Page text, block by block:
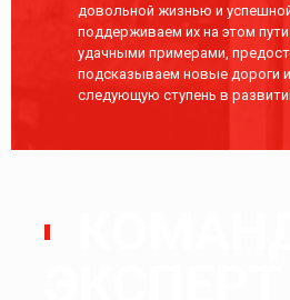
довольной жизнью и
поддерживаем их на этом
удачными примерами,
подсказываем новые дороги
следующую ступень в